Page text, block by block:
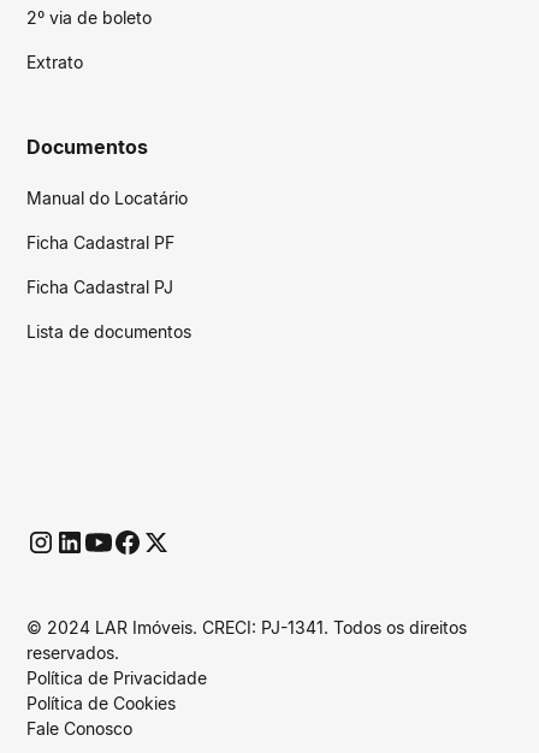
2º via de boleto
Extrato
Documentos
Manual do Locatário
Ficha Cadastral PF
Ficha Cadastral PJ
Lista de documentos
© 2024 LAR Imóveis. CRECI: PJ-1341. Todos os direitos
reservados.
Política de Privacidade
Política de Cookies
Fale Conosco